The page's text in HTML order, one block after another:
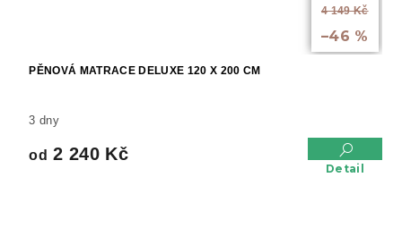
4 149 Kč
–46 %
PĚNOVÁ MATRACE DELUXE 120 X 200 CM
3 dny
od 2 240 Kč
Detail